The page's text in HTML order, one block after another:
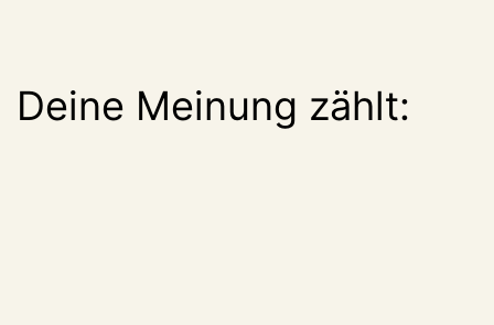
Deine Meinung zählt: